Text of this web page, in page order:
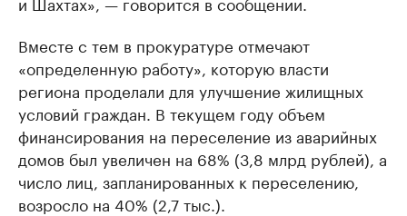
Вместе с тем в прокуратуре отмечают
«определенную работу», которую власти
региона проделали для улучшение жилищных
условий граждан. В текущем году объем
финансирования на переселение из аварийных
домов был увеличен на 68% (3,8 млрд рублей), а
число лиц, запланированных к переселению,
возросло на 40% (2,7 тыс.).